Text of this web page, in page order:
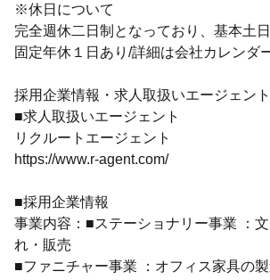
※休日について
完全週休二日制となっており、基本土
固定年休１日あり/詳細は会社カレンダ
採用企業情報・求人取扱いエージェント
■求人取扱いエージェント
リクルートエージェント
https://www.r-agent.com/
■採用企業情報
事業内容：■ステーショナリー事業 ：
れ・販売
■ファニチャー事業 ：オフィス家具の